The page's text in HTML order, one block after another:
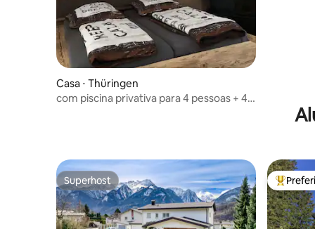
Casa ⋅ Thüringen
com piscina privativa para 4 pessoas + 4
Superhost
Superhost Entre